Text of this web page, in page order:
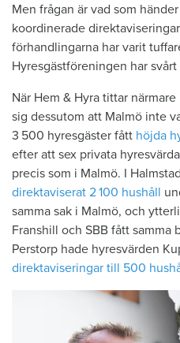
Men frågan är vad som
koordinerade
förhandlingarna har varit
Hyresgästföreningen har
När Hem & Hyra tittar
sig dessutom att Malmö inte
3 500 hyres­gäster fått höjda
efter att sex ­privata
precis som i Malmö. I
direktaviserat 2 100 hushåll
samma sak i Malmö, och
Franshill och SBB fått samma
Perstorp hade hyresvärden
direktaviseringar till 500